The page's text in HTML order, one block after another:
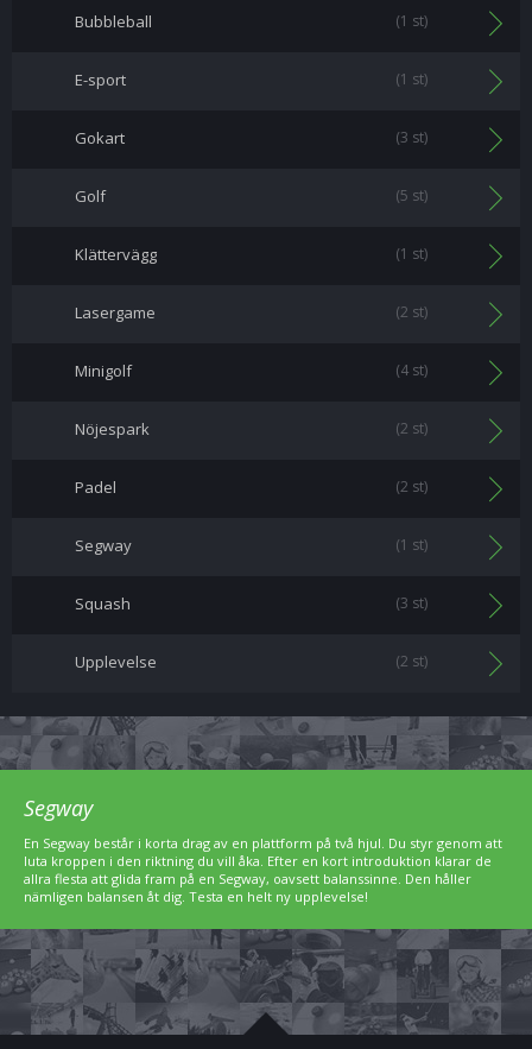
Bubbleball (1 st)
E-sport (1 st)
Gokart (3 st)
Golf (5 st)
Klättervägg (1 st)
Lasergame (2 st)
Minigolf (4 st)
Nöjespark (2 st)
Padel (2 st)
Segway (1 st)
Squash (3 st)
Upplevelse (2 st)
Segway
En Segway består i korta drag av en plattform på två hjul. Du styr genom att
luta kroppen i den riktning du vill åka. Efter en kort introduktion klarar de
allra flesta att glida fram på en Segway, oavsett balanssinne. Den håller
nämligen balansen åt dig. Testa en helt ny upplevelse!